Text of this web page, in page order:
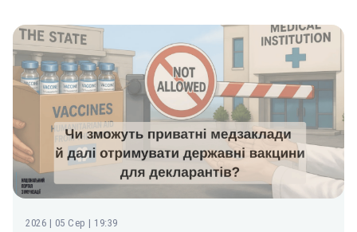
2026 | 05 Сер | 19:39